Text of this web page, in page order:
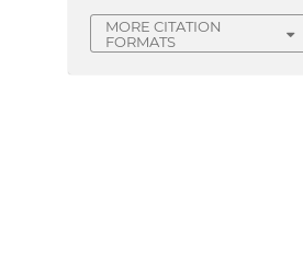
MORE CITATION
FORMATS